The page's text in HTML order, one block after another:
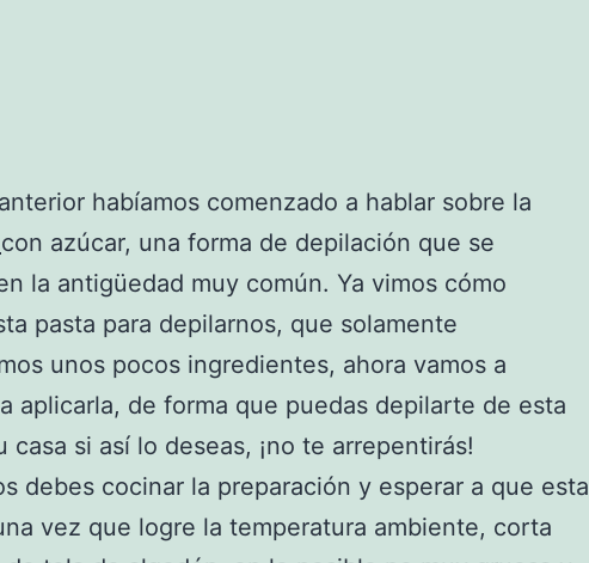
habíamos comenzado a hablar sobre la
con azúcar, una forma de depilación que se
la antigüedad muy común. Ya vimos cómo
pasta para depilarnos, que solamente
unos pocos ingredientes, ahora vamos a
aplicarla, de forma que puedas depilarte de esta
casa si así lo deseas, ¡no te arrepentirás!
debes cocinar la preparación y esperar a que esta
vez que logre la temperatura ambiente, corta